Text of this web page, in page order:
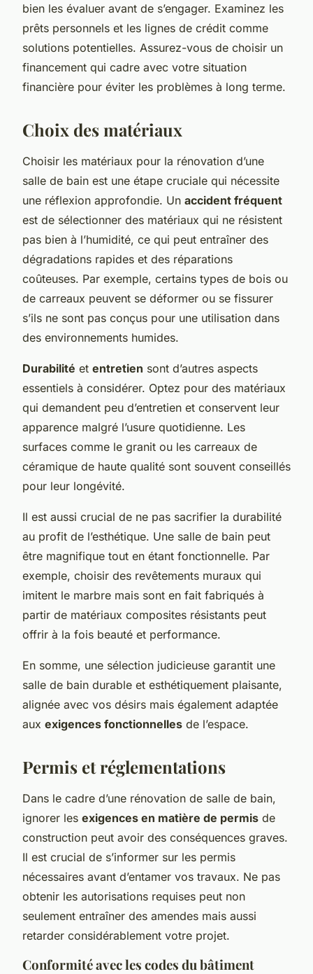
bien les évaluer avant de s’engager. Examinez les
prêts personnels et les lignes de crédit comme
solutions potentielles. Assurez-vous de choisir un
financement qui cadre avec votre situation
financière pour éviter les problèmes à long terme.
Choix des matériaux
Choisir les matériaux pour la rénovation d’une
salle de bain est une étape cruciale qui nécessite
une réflexion approfondie. Un accident fréquent
est de sélectionner des matériaux qui ne résistent
pas bien à l’humidité, ce qui peut entraîner des
dégradations rapides et des réparations
coûteuses. Par exemple, certains types de bois ou
de carreaux peuvent se déformer ou se fissurer
s’ils ne sont pas conçus pour une utilisation dans
des environnements humides.
Durabilité et entretien sont d’autres aspects
essentiels à considérer. Optez pour des matériaux
qui demandent peu d’entretien et conservent leur
apparence malgré l’usure quotidienne. Les
surfaces comme le granit ou les carreaux de
céramique de haute qualité sont souvent conseillés
pour leur longévité.
Il est aussi crucial de ne pas sacrifier la durabilité
au profit de l’esthétique. Une salle de bain peut
être magnifique tout en étant fonctionnelle. Par
exemple, choisir des revêtements muraux qui
imitent le marbre mais sont en fait fabriqués à
partir de matériaux composites résistants peut
offrir à la fois beauté et performance.
En somme, une sélection judicieuse garantit une
salle de bain durable et esthétiquement plaisante,
alignée avec vos désirs mais également adaptée
aux exigences fonctionnelles de l’espace.
Permis et réglementations
Dans le cadre d’une rénovation de salle de bain,
ignorer les exigences en matière de permis de
construction peut avoir des conséquences graves.
Il est crucial de s’informer sur les permis
nécessaires avant d’entamer vos travaux. Ne pas
obtenir les autorisations requises peut non
seulement entraîner des amendes mais aussi
retarder considérablement votre projet.
Conformité avec les codes du bâtiment